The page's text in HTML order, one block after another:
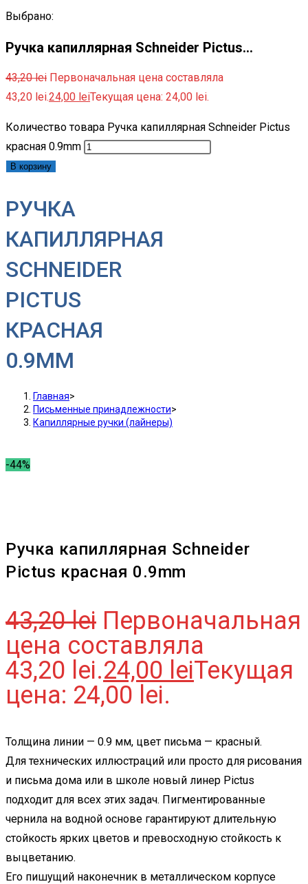
Выбрано:
Ручка капиллярная Schneider Pictus…
43,20lei Первоначальная цена составляла
43,20 lei.24,00 leiТекущая цена: 24,00 lei.
Количество товара Ручка капиллярная Schneider Pictus
красная 0.9mm
В корзину
РУЧКА
КАПИЛЛЯРНАЯ
SCHNEIDER
PICTUS
КРАСНАЯ
0.9MM
Главная>
Письменные принадлежности>
Капиллярные ручки (лайнеры)
-44%
Ручка капиллярная Schneider
Pictus красная 0.9mm
43,20lei Первоначальная
цена составляла
43,20 lei.24,00 leiТекущая
цена: 24,00 lei.
Толщина линии — 0.9 мм, цвет письма — красный.
Для технических иллюстраций или просто для рисования
и письма дома или в школе новый линер Pictus
подходит для всех этих задач. Пигментированные
чернила на водной основе гарантируют длительную
стойкость ярких цветов и превосходную стойкость к
выцветанию.
Его пишущий наконечник в металлическом корпусе